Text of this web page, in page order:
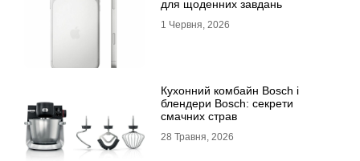
для щоденних завдань
1 Червня, 2026
Кухонний комбайн Bosch і
блендери Bosch: секрети
смачних страв
28 Травня, 2026